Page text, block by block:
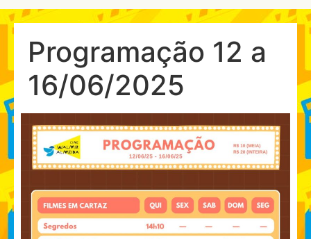
Programação 12 a
16/06/2025